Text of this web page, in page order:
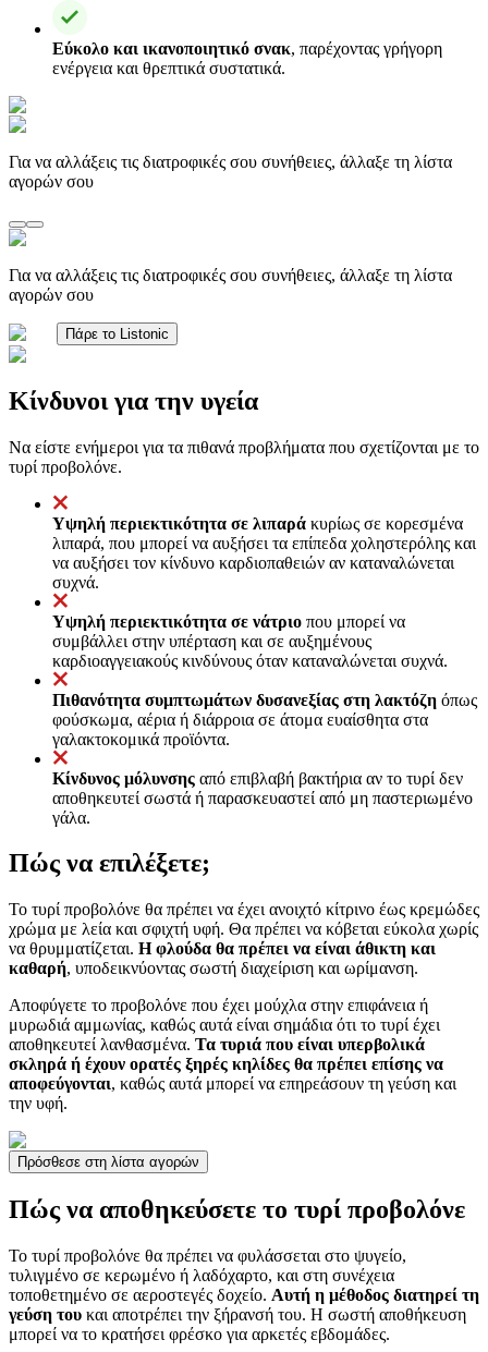
Εύκολο και ικανοποιητικό σνακ, παρέχοντας γρήγορη
ενέργεια και θρεπτικά συστατικά.
Για να αλλάξεις τις διατροφικές σου συνήθειες, άλλαξε τη λίστα
αγορών σου
Για να αλλάξεις τις διατροφικές σου συνήθειες, άλλαξε τη λίστα
αγορών σου
Πάρε το Listonic
Κίνδυνοι για την υγεία
Να είστε ενήμεροι για τα πιθανά προβλήματα που σχετίζονται με το
τυρί προβολόνε.
Υψηλή περιεκτικότητα σε λιπαρά κυρίως σε κορεσμένα
λιπαρά, που μπορεί να αυξήσει τα επίπεδα χοληστερόλης και
να αυξήσει τον κίνδυνο καρδιοπαθειών αν καταναλώνεται
συχνά.
Υψηλή περιεκτικότητα σε νάτριο που μπορεί να
συμβάλλει στην υπέρταση και σε αυξημένους
καρδιοαγγειακούς κινδύνους όταν καταναλώνεται συχνά.
Πιθανότητα συμπτωμάτων δυσανεξίας στη λακτόζη όπως
φούσκωμα, αέρια ή διάρροια σε άτομα ευαίσθητα στα
γαλακτοκομικά προϊόντα.
Κίνδυνος μόλυνσης από επιβλαβή βακτήρια αν το τυρί δεν
αποθηκευτεί σωστά ή παρασκευαστεί από μη παστεριωμένο
γάλα.
Πώς να επιλέξετε;
Το τυρί προβολόνε θα πρέπει να έχει ανοιχτό κίτρινο έως κρεμώδες
χρώμα με λεία και σφιχτή υφή. Θα πρέπει να κόβεται εύκολα χωρίς
να θρυμματίζεται. Η φλούδα θα πρέπει να είναι άθικτη και
καθαρή, υποδεικνύοντας σωστή διαχείριση και ωρίμανση.
Αποφύγετε το προβολόνε που έχει μούχλα στην επιφάνεια ή
μυρωδιά αμμωνίας, καθώς αυτά είναι σημάδια ότι το τυρί έχει
αποθηκευτεί λανθασμένα. Τα τυριά που είναι υπερβολικά
σκληρά ή έχουν ορατές ξηρές κηλίδες θα πρέπει επίσης να
αποφεύγονται, καθώς αυτά μπορεί να επηρεάσουν τη γεύση και
την υφή.
Πρόσθεσε στη λίστα αγορών
Πώς να αποθηκεύσετε το τυρί προβολόνε
Το τυρί προβολόνε θα πρέπει να φυλάσσεται στο ψυγείο,
τυλιγμένο σε κερωμένο ή λαδόχαρτο, και στη συνέχεια
τοποθετημένο σε αεροστεγές δοχείο. Αυτή η μέθοδος διατηρεί τη
γεύση του και αποτρέπει την ξήρανσή του. Η σωστή αποθήκευση
μπορεί να το κρατήσει φρέσκο για αρκετές εβδομάδες.